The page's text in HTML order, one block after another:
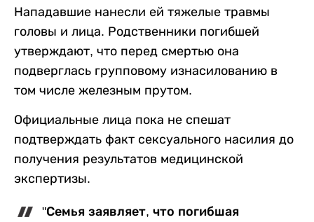
Нападавшие нанесли ей тяжелые травмы
головы и лица. Родственники погибшей
утверждают, что перед смертью она
подверглась групповому изнасилованию в
том числе железным прутом.
Официальные лица пока не спешат
подтверждать факт сексуального насилия до
получения результатов медицинской
экспертизы.
"Семья заявляет, что погибшая